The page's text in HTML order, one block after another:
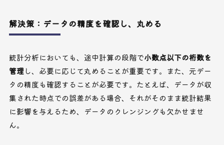
解決策：データの精度を確認し、丸める
統計分析においても、途中計算の段階で小数点以下の桁数を
管理 し、必要に応じて丸めることが重要です。また、元デー
タの精度も確認することが必要です。たとえば、データが収
集された時点での誤差がある場合、それがそのまま統計結果
に影響を与えるため、データのクレンジングも欠かせませ
ん。